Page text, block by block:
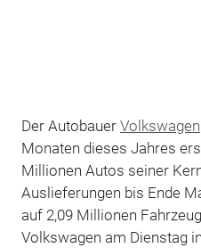
Der Autobauer Volkswagen
Monaten dieses Jahres
Millionen Autos seiner
Auslieferungen bis Ende
auf 2,09 Millionen
Volkswagen am Dienstag